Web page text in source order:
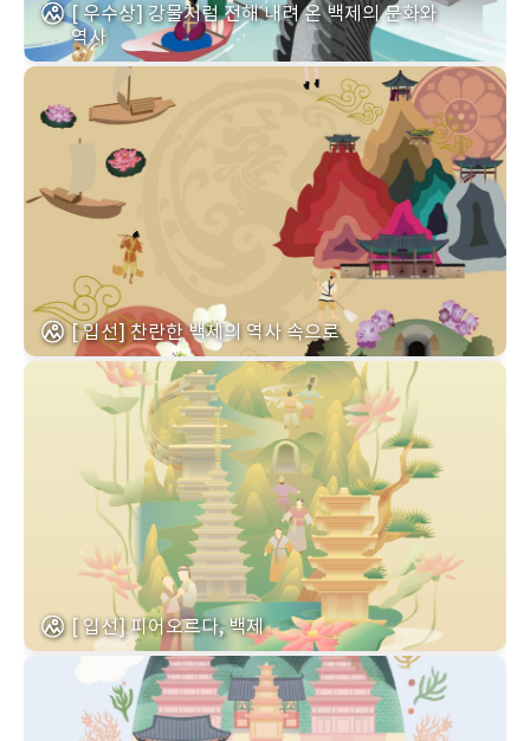
[ 우수상] 강물처럼 전해 내려 온 백제의 문화와
역사
[ 입선] 찬란한 백제의 역사 속으로
[ 입선] 피어오르다, 백제